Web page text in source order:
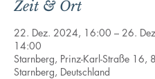
Zeit & Ort
22. Dez. 2024, 16:00 – 26.
14:00
Starnberg, Prinz-Karl-Straße 16,
Starnberg, Deutschland